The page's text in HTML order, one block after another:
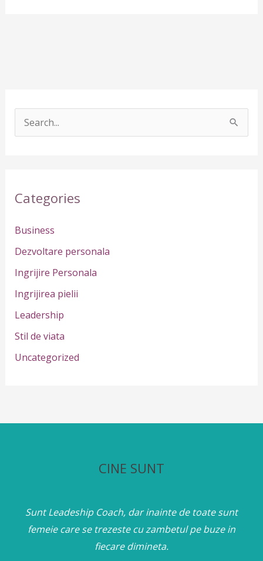
c
f
o
r
:
Categories
Business
Dezvoltare personala
Ingrijire Personala
Ingrijirea pielii
Leadership
Stil de viata
Uncategorized
CINE SUNT
Sunt Leadeship Coach, dar inainte de toate sunt
femeie care se trezeste cu zambetul pe buze in
fiecare dimineta.